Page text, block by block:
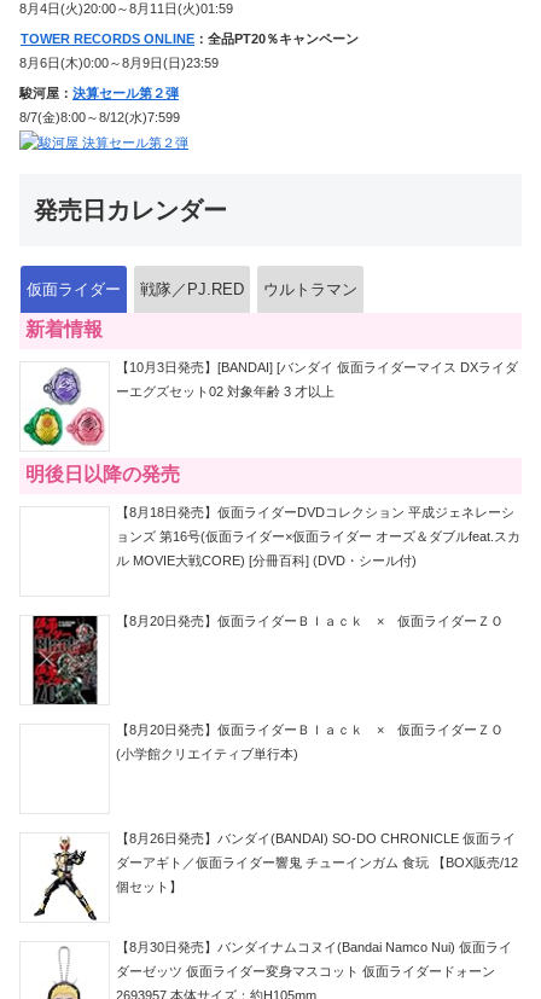
8月4日(火)20:00～8月11日(火)01:59
TOWER RECORDS ONLINE ：全品PT20％キャンペーン
8月6日(木)0:00～8月9日(日)23:59
駿河屋： 決算セール第２弾
8/7(金)8:00～8/12(水)7:599
発売日カレンダー
仮面ライダー 戦隊／PJ.RED ウルトラマン
新着情報
【10月3日発売】[BANDAI] [バンダイ 仮面ライダーマイス DXライダ
ーエグズセット02 対象年齢 3 才以上
明後日以降の発売
【8月18日発売】仮面ライダーDVDコレクション 平成ジェネレーシ
ョンズ 第16号(仮面ライダー×仮面ライダー オーズ＆ダブルfeat.スカ
ル MOVIE大戦CORE) [分冊百科] (DVD・シール付)
【8月20日発売】仮面ライダーＢｌａｃｋ × 仮面ライダーＺＯ
【8月20日発売】仮面ライダーＢｌａｃｋ × 仮面ライダーＺＯ
(小学館クリエイティブ単行本)
【8月26日発売】バンダイ(BANDAI) SO-DO CHRONICLE 仮面ライ
ダーアギト／仮面ライダー響鬼 チューインガム 食玩 【BOX販売/12
個セット】
【8月30日発売】バンダイナムコヌイ(Bandai Namco Nui) 仮面ライ
ダーゼッツ 仮面ライダー変身マスコット 仮面ライダードォーン
2693957 本体サイズ：約H105mm